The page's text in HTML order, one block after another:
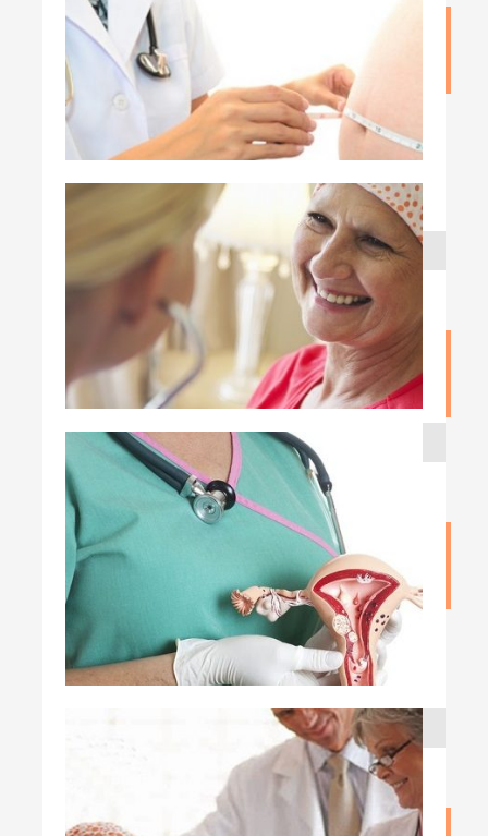
۱۸ اردیبهشت ۱۳۹۹
رابطه چاقی و سرطان تخمدان
نوشته admin
چه عواملی باعث سرطان تخمدان میشود
نوشته admin
۹ اردیبهشت ۱۳۹۹
مهمترین علائم سرطان تخمدان چیست